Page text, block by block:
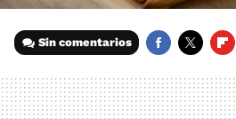
Sin comentarios